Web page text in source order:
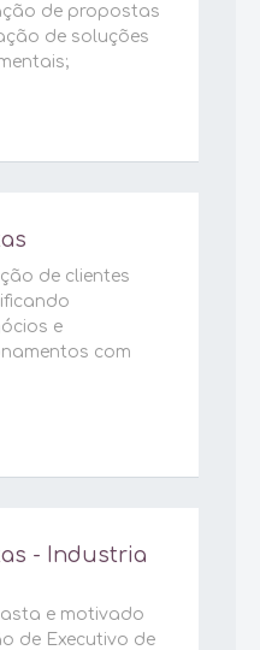
de propostas
de soluções
de clientes
e
com
- Industria
e motivado
de Executivo de